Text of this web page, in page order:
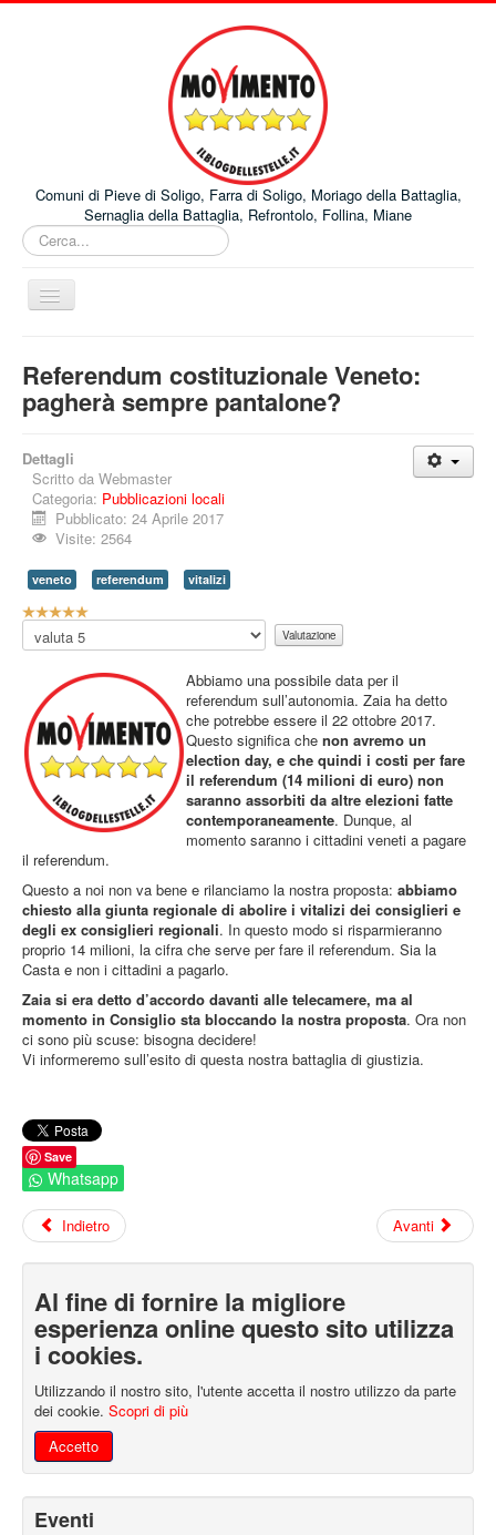
Comuni di Pieve di Soligo, Farra di Soligo, Moriago della Battaglia,
Sernaglia della Battaglia, Refrontolo, Follina, Miane
Cerca...
Cambia
navigazione
Comuni
Pubblicazioni
Video
Eventi
News
Informazioni
Links
Gruppo
Accedi
Segnalazioni
Sei qui: Home Pubblicazioni
Pubblicazioni locali
Referendum costituzionale Veneto: pagherà sempre pantalone?
Referendum costituzionale Veneto:
pagherà sempre pantalone?
Dettagli
Scritto da Webmaster
Categoria: Pubblicazioni locali
Pubblicato: 24 Aprile 2017
Visite: 2564
veneto referendum vitalizi
V
a
l
z
i
o
n
t
u
a
l
e
:
5
/
Valuta
Abbiamo una possibile data per il
referendum sull’autonomia. Zaia ha detto
che potrebbe essere il 22 ottobre 2017.
Questo significa che non avremo un
election day, e che quindi i costi per fare
il referendum (14 milioni di euro) non
saranno assorbiti da altre elezioni fatte
contemporaneamente. Dunque, al
momento saranno i cittadini veneti a pagare
il referendum.
Questo a noi non va bene e rilanciamo la nostra proposta: abbiamo
chiesto alla giunta regionale di abolire i vitalizi dei consiglieri e
degli ex consiglieri regionali. In questo modo si risparmieranno
proprio 14 milioni, la cifra che serve per fare il referendum. Sia la
Casta e non i cittadini a pagarlo.
Zaia si era detto d’accordo davanti alle telecamere, ma al
momento in Consiglio sta bloccando la nostra proposta. Ora non
ci sono più scuse: bisogna decidere!
Vi informeremo sull’esito di questa nostra battaglia di giustizia.
Save
Whatsapp
Indietro Avanti
Al fine di fornire la migliore
esperienza online questo sito utilizza
i cookies.
Utilizzando il nostro sito, l'utente accetta il nostro utilizzo da parte
dei cookie. Scopri di più
Accetto
Eventi